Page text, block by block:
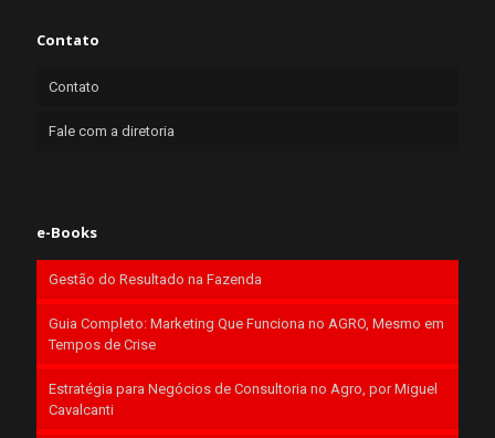
Contato
Contato
Fale com a diretoria
e-Books
Gestão do Resultado na Fazenda
Guia Completo: Marketing Que Funciona no AGRO, Mesmo em
Tempos de Crise
Estratégia para Negócios de Consultoria no Agro, por Miguel
Cavalcanti